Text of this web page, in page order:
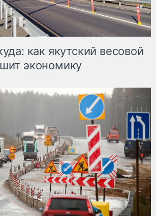
как якутский весовой
экономику